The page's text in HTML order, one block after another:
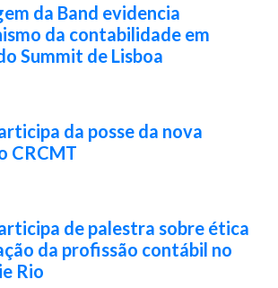
da Band evidencia
da contabilidade em
Summit de Lisboa
da posse da nova
CRCMT
de palestra sobre ética
da profissão contábil no
Rio